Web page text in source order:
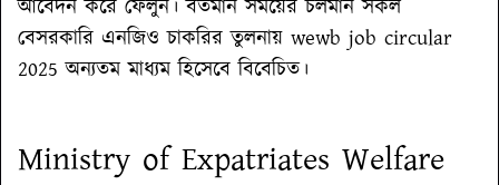
আবেদন করে ফেলুন। বর্তমান সময়ের চলমান সকল
বেসরকারি এনজিও চাকরির তুলনায় wewb job circular
2025 অন্যতম মাধ্যম হিসেবে বিবেচিত।
Ministry of Expatriates Welfare